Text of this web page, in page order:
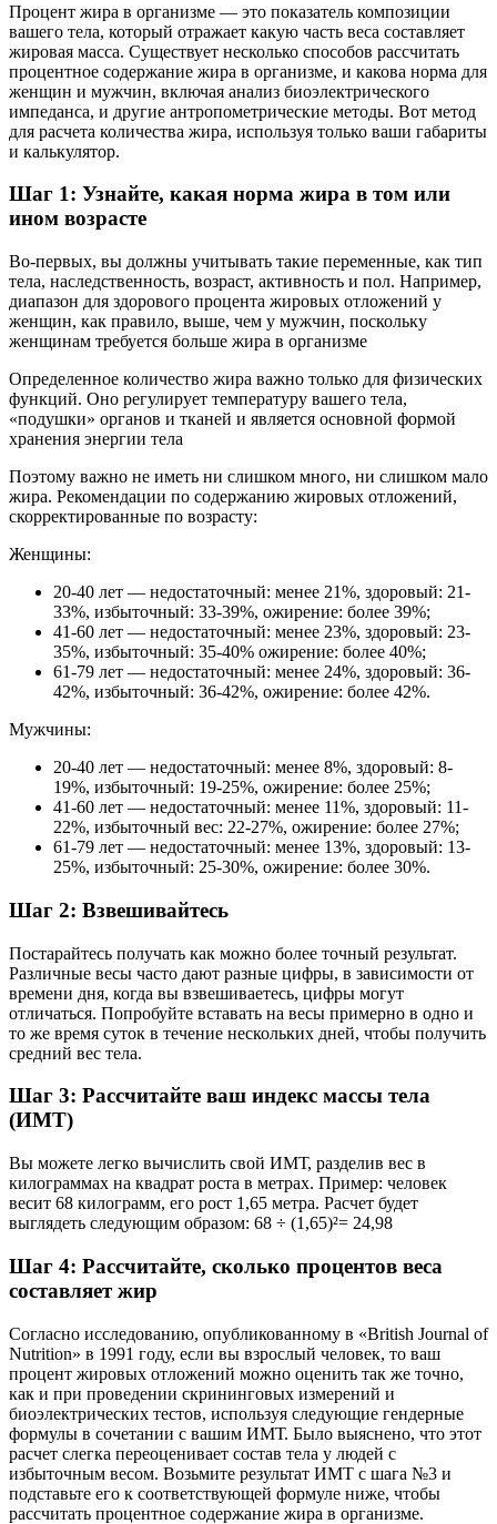
Процент жира в организме — это показатель композиции
вашего тела, который отражает какую часть веса составляет
жировая масса. Существует несколько способов рассчитать
процентное содержание жира в организме, и какова норма для
женщин и мужчин, включая анализ биоэлектрического
импеданса, и другие антропометрические методы. Вот метод
для расчета количества жира, используя только ваши габариты
и калькулятор.
Шаг 1: Узнайте, какая норма жира в том или
ином возрасте
Во-первых, вы должны учитывать такие переменные, как тип
тела, наследственность, возраст, активность и пол. Например,
диапазон для здорового процента жировых отложений у
женщин, как правило, выше, чем у мужчин, поскольку
женщинам требуется больше жира в организме
Определенное количество жира важно только для физических
функций. Оно регулирует температуру вашего тела,
«подушки» органов и тканей и является основной формой
хранения энергии тела
Поэтому важно не иметь ни слишком много, ни слишком мало
жира. Рекомендации по содержанию жировых отложений,
скорректированные по возрасту:
Женщины:
20-40 лет — недостаточный: менее 21%, здоровый: 21-
33%, избыточный: 33-39%, ожирение: более 39%;
41-60 лет — недостаточный: менее 23%, здоровый: 23-
35%, избыточный: 35-40% ожирение: более 40%;
61-79 лет — недостаточный: менее 24%, здоровый: 36-
42%, избыточный: 36-42%, ожирение: более 42%.
Мужчины:
20-40 лет — недостаточный: менее 8%, здоровый: 8-
19%, избыточный: 19-25%, ожирение: более 25%;
41-60 лет — недостаточный: менее 11%, здоровый: 11-
22%, избыточный вес: 22-27%, ожирение: более 27%;
61-79 лет — недостаточный: менее 13%, здоровый: 13-
25%, избыточный: 25-30%, ожирение: более 30%.
Шаг 2: Взвешивайтесь
Постарайтесь получать как можно более точный результат.
Различные весы часто дают разные цифры, в зависимости от
времени дня, когда вы взвешиваетесь, цифры могут
отличаться. Попробуйте вставать на весы примерно в одно и
то же время суток в течение нескольких дней, чтобы получить
средний вес тела.
Шаг 3: Рассчитайте ваш индекс массы тела
(ИМТ)
Вы можете легко вычислить свой ИМТ, разделив вес в
килограммах на квадрат роста в метрах. Пример: человек
весит 68 килограмм, его рост 1,65 метра. Расчет будет
выглядеть следующим образом: 68 ÷ (1,65)²= 24,98
Шаг 4: Рассчитайте, сколько процентов веса
составляет жир
Согласно исследованию, опубликованному в «British Journal of
Nutrition» в 1991 году, если вы взрослый человек, то ваш
процент жировых отложений можно оценить так же точно,
как и при проведении скрининговых измерений и
биоэлектрических тестов, используя следующие гендерные
формулы в сочетании с вашим ИМТ. Было выяснено, что этот
расчет слегка переоценивает состав тела у людей с
избыточным весом. Возьмите результат ИМТ с шага №3 и
подставьте его к соответствующей формуле ниже, чтобы
рассчитать процентное содержание жира в организме.